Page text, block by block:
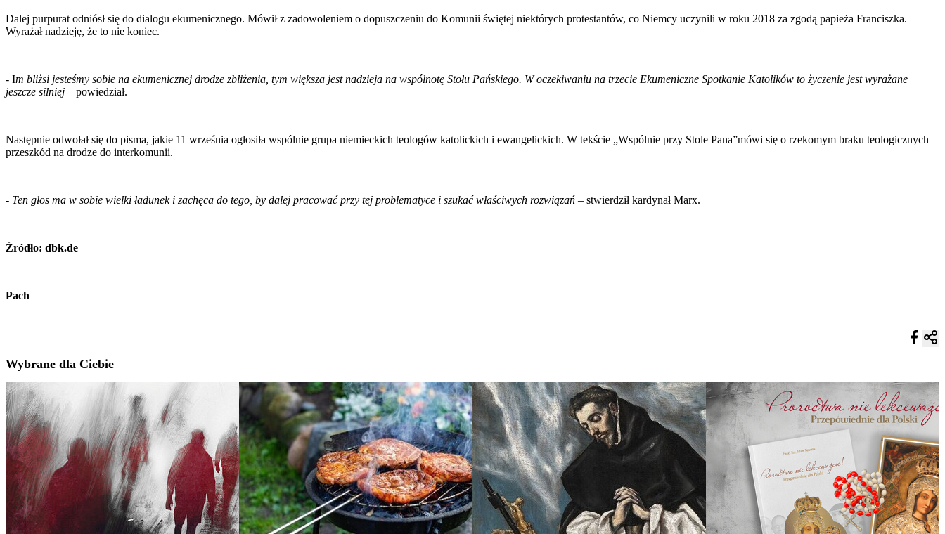
Dalej purpurat odniósł się do dialogu ekumenicznego. Mówił z zadowoleniem o dopuszczeniu do Komunii świętej niektórych protestantów, co Niemcy uczynili w roku 2018 za zgodą papieża Franciszka.
Wyrażał nadzieję, że to nie koniec.
- Im bliżsi jesteśmy sobie na ekumenicznej drodze zbliżenia, tym większa jest nadzieja na wspólnotę Stołu Pańskiego. W oczekiwaniu na trzecie Ekumeniczne Spotkanie Katolików to życzenie jest wyrażane
jeszcze silniej – powiedział.
Następnie odwołał się do pisma, jakie 11 września ogłosiła wspólnie grupa niemieckich teologów katolickich i ewangelickich. W tekście „Wspólnie przy Stole Pana”mówi się o rzekomym braku teologicznych
przeszkód na drodze do interkomunii.
- Ten głos ma w sobie wielki ładunek i zachęca do tego, by dalej pracować przy tej problematyce i szukać właściwych rozwiązań – stwierdził kardynał Marx.
Źródło: dbk.de
Pach
Wybrane dla Ciebie